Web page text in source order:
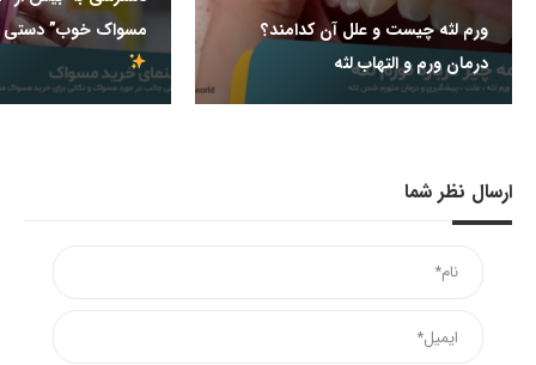
ورم لثه چیست و علل آن کدامند؟
درمان ورم و التهاب لثه
مسواک خوب” دستی و
ارسال نظر شما